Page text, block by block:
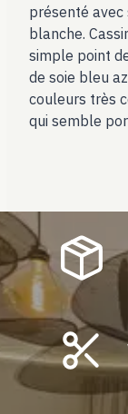
présenté
blanche.
simple point
de soie bleu
couleurs très
qui semble